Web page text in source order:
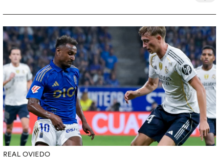
REAL OVIEDO